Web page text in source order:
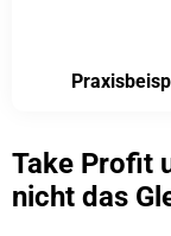
Take Profit
nicht das